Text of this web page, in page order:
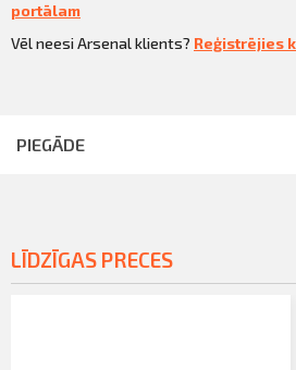
portālam
Vēl neesi Arsenal klients? Reģistrējies
PIEGĀDE
LĪDZĪGAS PRECES